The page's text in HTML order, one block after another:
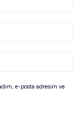
e-posta adresim ve